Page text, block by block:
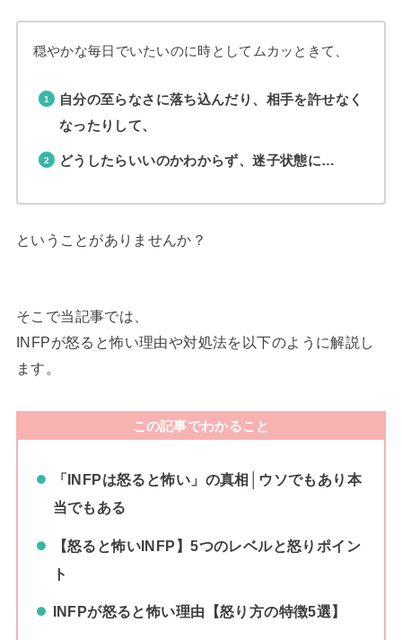
穏やかな毎日でいたいのに時としてムカッときて、
自分の至らなさに落ち込んだり、 相手を許せなく
なったりして、
どうしたらいいのかわからず、迷子状態に…
ということがありませんか？
そこで当記事では、
INFPが怒ると怖い理由や対処法を以下のように解説し
ます。
この記事でわかること
「INFPは怒ると怖い」の真相│ウソでもあり本
当でもある
【怒ると怖いINFP】5つのレベルと怒りポイン
ト
INFPが怒ると怖い理由【怒り方の特徴5選】